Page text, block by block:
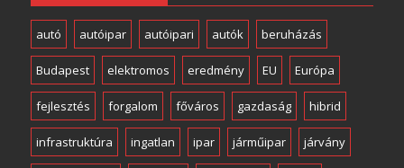
autó autóipar autóipari autók beruházás
Budapest elektromos eredmény EU Európa
fejlesztés forgalom főváros gazdaság hibrid
infrastruktúra ingatlan ipar járműipar járvány